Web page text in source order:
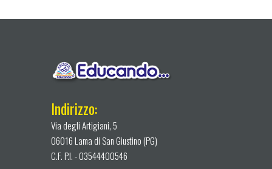
Indirizzo:
Via degli Artigiani, 5
06016 Lama di San Giustino (PG)
C.F. P.I. - 03544400546